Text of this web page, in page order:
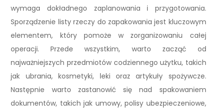
wymaga dokładnego zaplanowania i przygotowania.
Sporządzenie listy rzeczy do zapakowania jest kluczowym
elementem, który pomoże w zorganizowaniu całej
operacji. Przede wszystkim, warto zacząć od
najważniejszych przedmiotów codziennego użytku, takich
jak ubrania, kosmetyki, leki oraz artykuły spożywcze.
Następnie warto zastanowić się nad spakowaniem
dokumentów, takich jak umowy, polisy ubezpieczeniowe,